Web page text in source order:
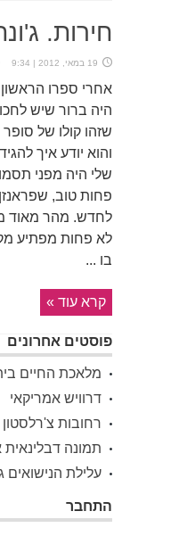
חירות.
19 במאי, 2012 | 9:34
אחרי ספרו הראשון
היה ברור שיש
שזהו קולו של
והוא יודע איך
שלי היה מפני
פחות טוב,
לחדש. מהר מאוד
לא פחות מפתיע
בו ...
קרא עוד »
פוסטים אחרונים
מלאכת החיים
דרוויש אמריקאי
רחובות צ'רלסטון
תמונה
עלילת הנישואים
התחבר